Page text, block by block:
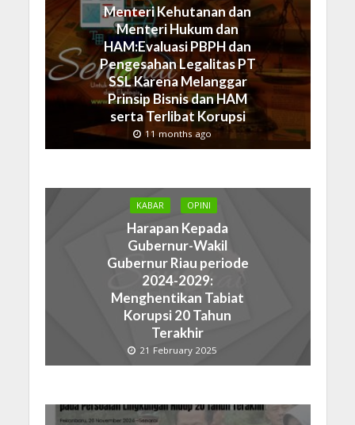
Menteri Kehutanan dan
Menteri Hukum dan
HAM:Evaluasi PBPH dan
Pengesahan Legalitas PT
SSL Karena Melanggar
Prinsip Bisnis dan HAM
serta Terlibat Korupsi
11 months ago
KABAR OPINI
Harapan Kepada
Gubernur-Wakil
Gubernur Riau periode
2024-2029:
Menghentikan Tabiat
Korupsi 20 Tahun
Terakhir
21 February 2025